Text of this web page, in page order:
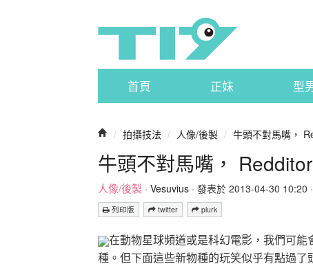
首頁 正妹 型
/ 拍攝技法 / 人像/後製 / 牛頭不對馬嘴，
牛頭不對馬嘴，
人像/後製 · Vesuvius · 發表於 2013-04-30 10:20 ·
列印版 twitter plurk
在動物星球頻道或是科幻電影，我們可
種。但下面這些新物種的玩笑似乎有點過